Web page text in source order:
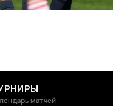
матчей